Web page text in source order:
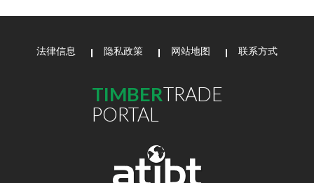
法律信息 隐私政策 网站地图 联系方式
TIMBERTRADE
PORTAL